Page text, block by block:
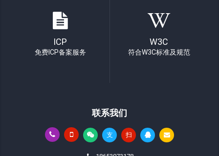
ICP
免费ICP备案服务
W3C
符合W3C标准及规范
联系我们
支 扫